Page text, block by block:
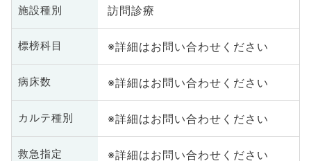
施設種別 訪問診療
標榜科目 ※詳細はお問い合わせください
病床数 ※詳細はお問い合わせください
カルテ種別 ※詳細はお問い合わせください
救急指定 ※詳細はお問い合わせください